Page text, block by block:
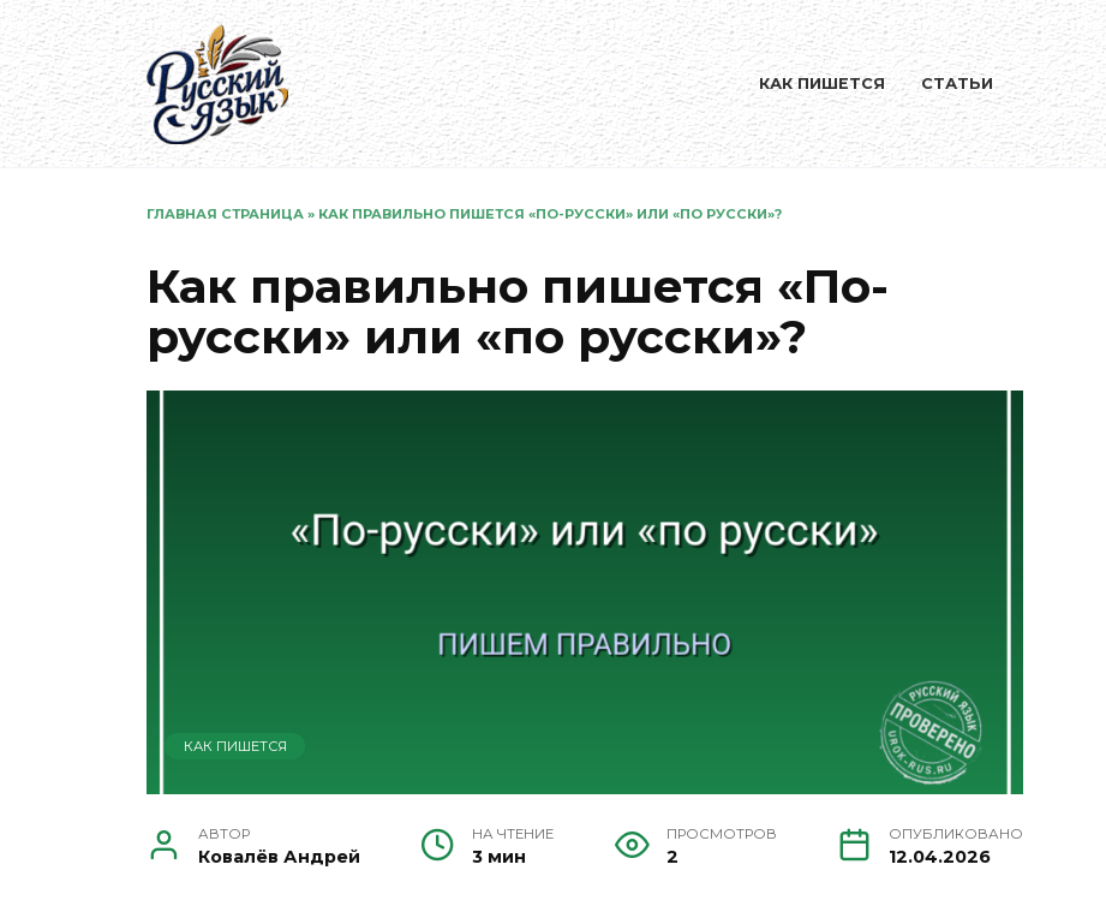
Перейти
к
содержанию
КАК ПИШЕТСЯ СТАТЬИ
ГЛАВНАЯ СТРАНИЦА » КАК ПРАВИЛЬНО ПИШЕТСЯ «ПО-РУССКИ» ИЛИ «ПО РУССКИ»?
Как правильно пишется «По-
русски» или «по русски»?
КАК ПИШЕТСЯ
АВТОР
Ковалёв Андрей
НА ЧТЕНИЕ
3 мин
ПРОСМОТРОВ
2
ОПУБЛИКОВАНО
12.04.2026